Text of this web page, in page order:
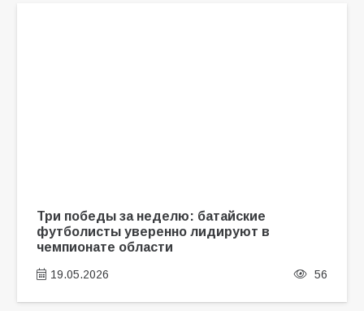
Три победы за неделю: батайские
футболисты уверенно лидируют в
чемпионате области
19.05.2026 56